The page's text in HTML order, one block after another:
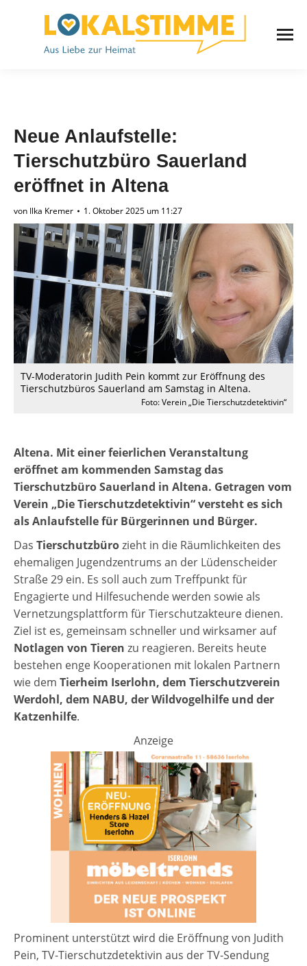
Neue Anlaufstelle:
Tierschutzbüro Sauerland
eröffnet in Altena
von Ilka Kremer 1. Oktober 2025 um 11:27
TV-Moderatorin Judith Pein kommt zur Eröffnung des
Tierschutzbüros Sauerland am Samstag in Altena.
Foto: Verein „Die Tierschutzdetektivin“
Altena. Mit einer feierlichen Veranstaltung
eröffnet am kommenden Samstag das
Tierschutzbüro Sauerland in Altena. Getragen vom
Verein „Die Tierschutzdetektivin“ versteht es sich
als Anlaufstelle für Bürgerinnen und Bürger.
Das Tierschutzbürozieht in die Räumlichkeiten des
ehemaligen Jugendzentrums an der Lüdenscheider
Straße 29 ein. Es soll auch zum Treffpunkt für
Engagierte und Hilfesuchende werden sowie als
Vernetzungsplattform für Tierschutzakteure dienen.
Ziel ist es, gemeinsam schneller und wirksamer auf
Notlagen von Tieren zu reagieren. Bereits heute
bestehen enge Kooperationen mit lokalen Partnern
wie dem Tierheim Iserlohn, dem Tierschutzverein
Werdohl, dem NABU, der Wildvogelhilfe und der
Katzenhilfe.
Anzeige
Prominent unterstützt wird die Eröffnung von Judith
Pein, TV-Tierschutzdetektivin aus der TV-Sendung